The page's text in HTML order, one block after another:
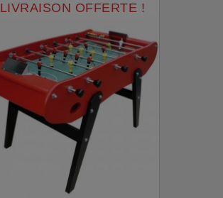
LIVRAISON OFFERTE !